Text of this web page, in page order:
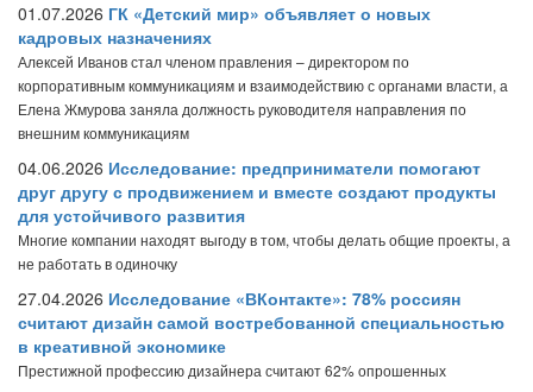
01.07.2026 ГК «Детский мир» объявляет о новых
кадровых назначениях
Алексей Иванов стал членом правления – директором по
корпоративным коммуникациям и взаимодействию с органами власти, а
Елена Жмурова заняла должность руководителя направления по
внешним коммуникациям
04.06.2026 Исследование: предприниматели помогают
друг другу с продвижением и вместе создают продукты
для устойчивого развития
Многие компании находят выгоду в том, чтобы делать общие проекты, а
не работать в одиночку
27.04.2026 Исследование «ВКонтакте»: 78% россиян
считают дизайн самой востребованной специальностью
в креативной экономике
Престижной профессию дизайнера считают 62% опрошенных